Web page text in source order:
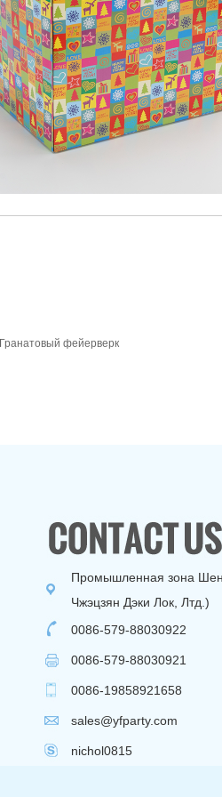
Гранатовый фейерверк
Промышленная зона
Чжэцзян Дэки Лок, Лтд.)
0086-579-88030922
0086-579-88030921
0086-19858921658
sales@yfparty.com
nichol0815